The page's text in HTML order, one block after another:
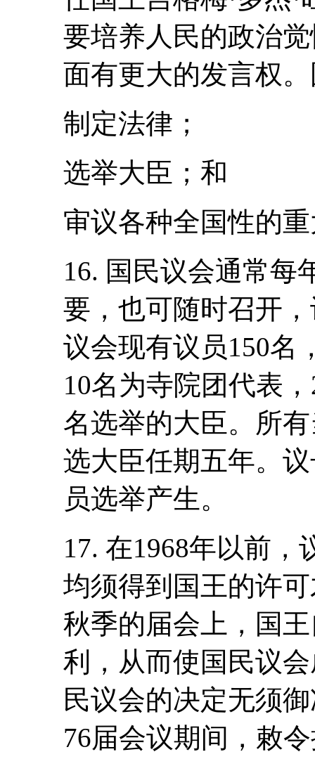
要培养人民的政治
面有更大的发言权
制定法律；
选举大臣；和
审议各种全国性的
16. 国民议会通常每
要，也可随时召开
议会现有议员150名
10名为寺院团代表
名选举的大臣。所
选大臣任期五年。
员选举产生。
17. 在1968年以前
均须得到国王的许
秋季的届会上，国
利，从而使国民议
民议会的决定无须
76届会议期间，敕